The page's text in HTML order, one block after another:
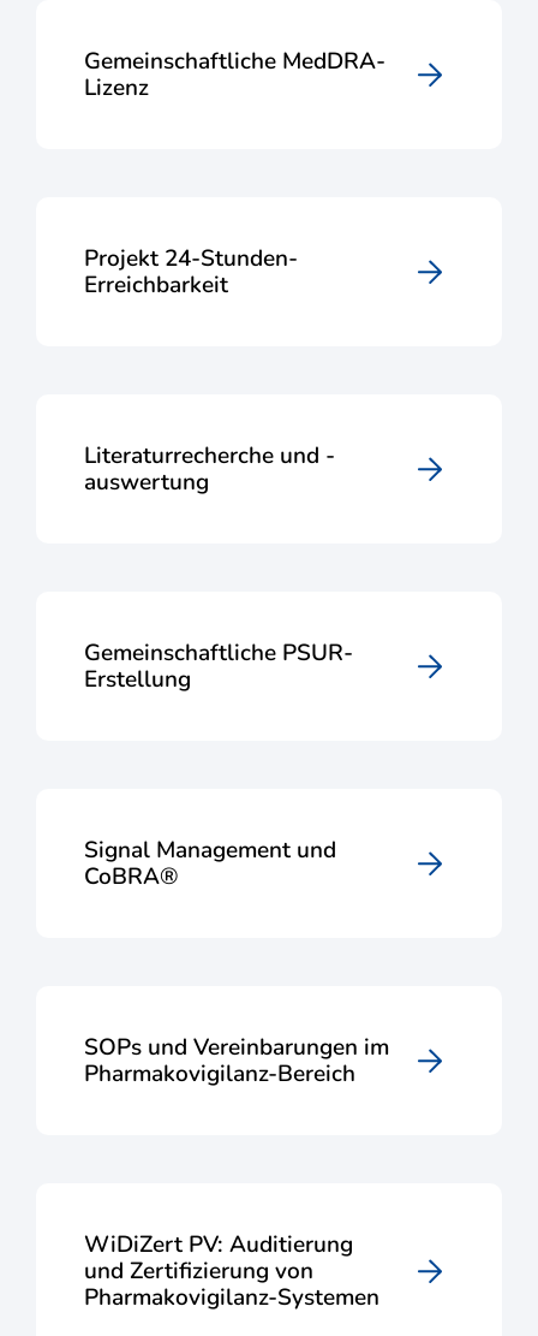
Gemeinschaftliche MedDRA-
Lizenz
Projekt 24-Stunden-
Erreichbarkeit
Literaturrecherche und -
auswertung
Gemeinschaftliche PSUR-
Erstellung
Signal Management und
CoBRA®
SOPs und Vereinbarungen im
Pharmakovigilanz-Bereich
WiDiZert PV: Auditierung
und Zertifizierung von
Pharmakovigilanz-Systemen